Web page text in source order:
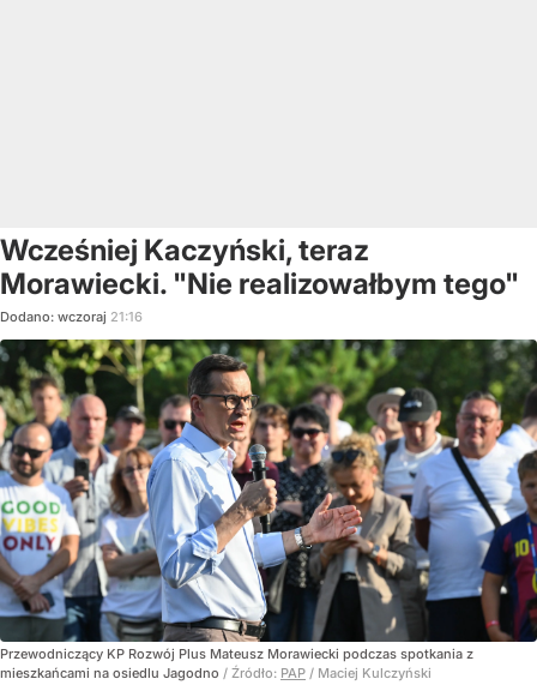
Wcześniej Kaczyński, teraz
Morawiecki. "Nie realizowałbym tego"
Dodano: wczoraj 21:16
Przewodniczący KP Rozwój Plus Mateusz Morawiecki podczas spotkania z
mieszkańcami na osiedlu Jagodno / Źródło: PAP / Maciej Kulczyński